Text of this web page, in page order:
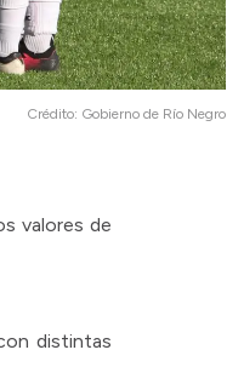
Crédito: Gobierno de Río Negro
valores de
distintas